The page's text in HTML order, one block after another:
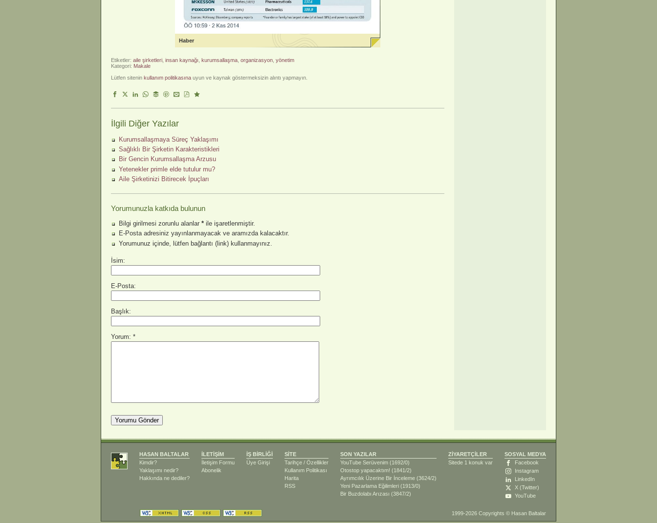
Haber
Etiketler: aile şirketleri insan kaynağı kurumsallaşma organizasyon yönetim
Kategori: Makale
Lütfen sitenin kullanım politikasına uyun ve kaynak göstermeksizin alıntı yapmayın.
İlgili Diğer Yazılar
Kurumsallaşmaya Süreç Yaklaşımı
Sağlıklı Bir Şirketin Karakteristikleri
Bir Gencin Kurumsallaşma Arzusu
Yetenekler primle elde tutulur mu?
Aile Şirketinizi Bitirecek İpuçları
Yorumunuzla katkıda bulunun
Bilgi girilmesi zorunlu alanlar * ile işaretlenmiştir.
E-Posta adresiniz yayınlanmayacak ve aramızda kalacaktır.
Yorumunuz içinde, lütfen bağlantı (link) kullanmayınız.
İsim:
E-Posta:
Başlık:
Yorum: *
HASAN BALTALAR
Kimdir?
Yaklaşımı nedir?
Hakkında ne dediler?
İLETİŞİM
İletişim Formu
Abonelik
İŞ BİRLİĞİ
Üye Girişi
SİTE
Tarihçe / Özellikler
Kullanım Politikası
Harita
RSS
SON YAZILAR
YouTube Serüvenim (1692/0)
Otostop yapacaktım! (1841/2)
Ayrımcılık Üzerine Bir İnceleme (3624/2)
Yeni Pazarlama Eğilimleri (1913/0)
Bir Buzdolabı Arızası (3847/2)
ZİYARETÇİLER
Sitede 1 konuk var
SOSYAL MEDYA
Facebook
Instagram
LinkedIn
X (Twitter)
YouTube
1999-2026 Copyrights © Hasan Baltalar